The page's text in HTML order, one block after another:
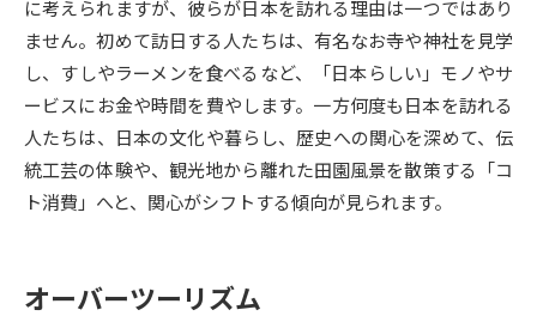
大学研究 大学検索
大学で学べる内容や特徴を調べる
新増設大学・学部・学科特集
国際・グローバルに強い大学特
集
に考えられますが、彼らが日本を訪れる理由は一つではあり
ません。初めて訪日する人たちは、有名なお寺や神社を見学
し、すしやラーメンを食べるなど、「日本らしい」モノやサ
ービスにお金や時間を費やします。一方何度も日本を訪れる
人たちは、日本の文化や暮らし、歴史への関心を深めて、伝
統工芸の体験や、観光地から離れた田園風景を散策する「コ
ト消費」へと、関心がシフトする傾向が見られます。
オーバーツーリズム